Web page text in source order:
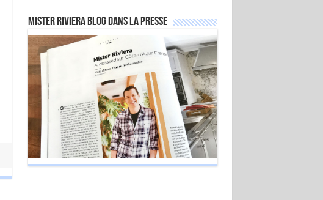
Mister Riviera Blog dans la Presse